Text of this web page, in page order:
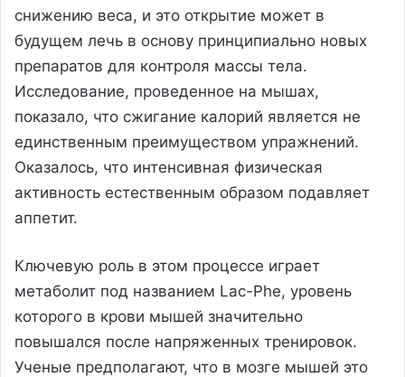
снижению веса, и это открытие может в
будущем лечь в основу принципиально новых
препаратов для контроля массы тела.
Исследование, проведенное на мышах,
показало, что сжигание калорий является не
единственным преимуществом упражнений.
Оказалось, что интенсивная физическая
активность естественным образом подавляет
аппетит.
Ключевую роль в этом процессе играет
метаболит под названием Lac-Phe, уровень
которого в крови мышей значительно
повышался после напряженных тренировок.
Ученые предполагают, что в мозге мышей это